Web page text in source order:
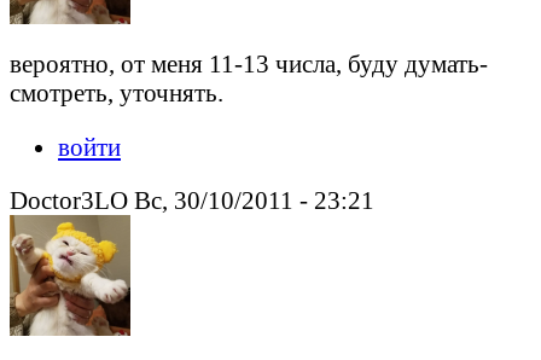
вероятно, от меня 11-13 числа, буду думать-
смотреть, уточнять.
войти
Doctor3LO Вс, 30/10/2011 - 23:21